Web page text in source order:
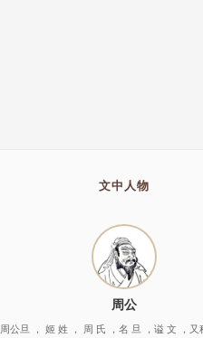
文中人物
周公
周公旦 ， 姬 姓 ， 周 氏 ，名 旦 ，谥 文 ，又